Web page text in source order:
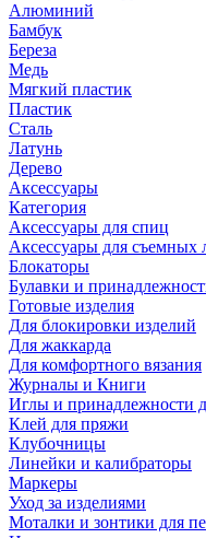
Алюминий
Бамбук
Береза
Медь
Мягкий пластик
Пластик
Сталь
Латунь
Дерево
Аксессуары
Категория
Аксессуары для спиц
Аксессуары для съемных
Блокаторы
Булавки и
Готовые изделия
Для блокировки изделий
Для жаккарда
Для комфортного вязания
Журналы и Книги
Иглы и принадлежности
Клей для пряжи
Клубочницы
Линейки и калибраторы
Маркеры
Уход за изделиями
Моталки и зонтики для